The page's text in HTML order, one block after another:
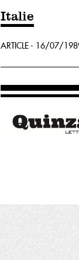
Italie
ARTICLE - 16/07/